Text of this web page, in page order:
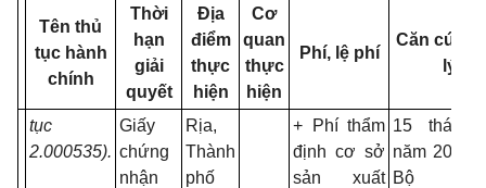
Tên thủ
tục hành
chính
Thời
hạn
giải
quyết
Địa
điểm
thực
hiện
Cơ
quan
thực
hiện
Phí, lệ phí
Căn cứ
lý
tục
2.000535).
Giấy
chứng
nhận
Rịa,
Thành
phố
+ Phí thẩm
định cơ sở
sản xuất
15 tháng
năm 2018
Bộ